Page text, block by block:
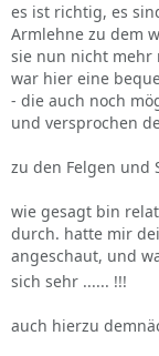
es ist richtig, es
Armlehne zu dem
sie nun nicht mehr
war hier eine
- die auch noch
und versprochen
zu den Felgen und
wie gesagt bin
durch. hatte mir
angeschaut, und
sich sehr ...... !!!
auch hierzu